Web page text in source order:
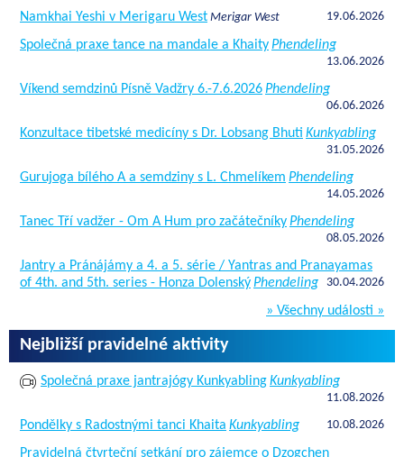
Namkhai Yeshi v Merigaru West Merigar West 19.06.2026
Společná praxe tance na mandale a KhaityPhendeling
13.06.2026
Víkend semdzinů Písně Vadžry 6.-7.6.2026Phendeling
06.06.2026
Konzultace tibetské medicíny s Dr. Lobsang Bhuti Kunkyabling
31.05.2026
Gurujoga bílého A a semdziny s L. Chmelíkem Phendeling
14.05.2026
Tanec Tří vadžer - Om A Hum pro začátečníkyPhendeling
08.05.2026
Jantry a Pránájámy a 4. a 5. série / Yantras and Pranayamas
of 4th. and 5th. series - Honza DolenskýPhendeling 30.04.2026
» Všechny události »
Nejbližší pravidelné aktivity
Společná praxe jantrajógy KunkyablingKunkyabling
11.08.2026
Pondělky s Radostnými tanci Khaita Kunkyabling 10.08.2026
Pravidelná čtvrteční setkání pro zájemce o Dzogchen